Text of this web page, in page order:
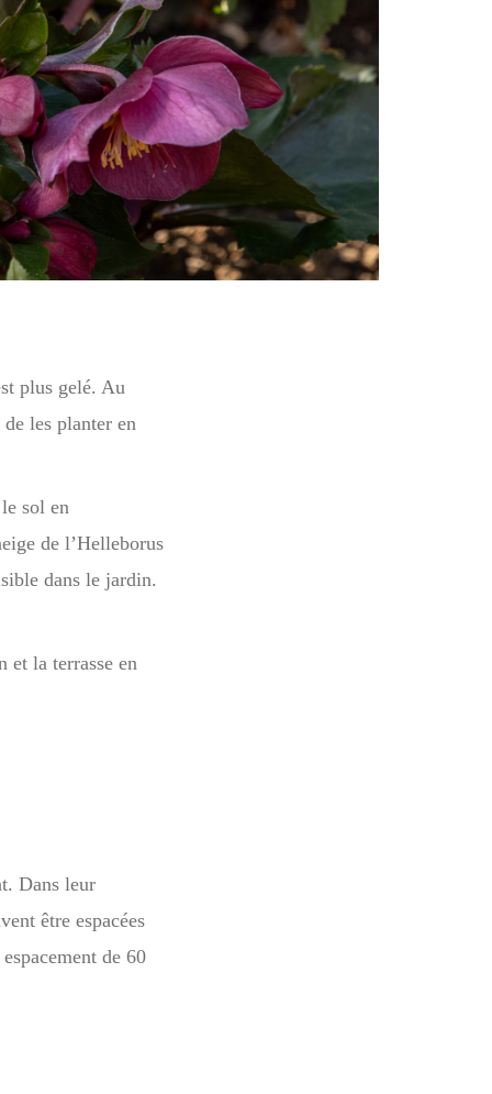
plus gelé. Au
les planter en
sol en
de l’Helleborus
dans le jardin.
et la terrasse en
Dans leur
être espacées
de 60